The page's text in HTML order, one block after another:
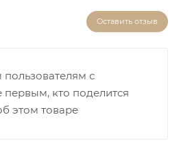
Оставить отзыв
с
кто поделится
этом товаре